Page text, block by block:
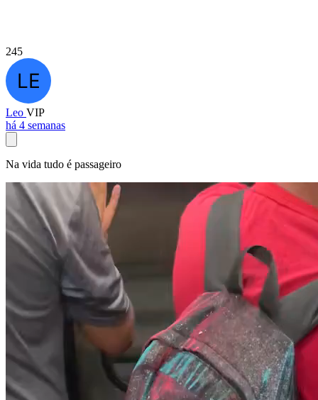
245
Leo VIP
há 4 semanas
Na vida tudo é passageiro